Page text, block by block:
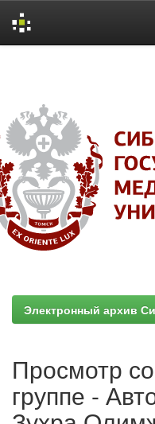
Электронный архив
Просмотр
группе -